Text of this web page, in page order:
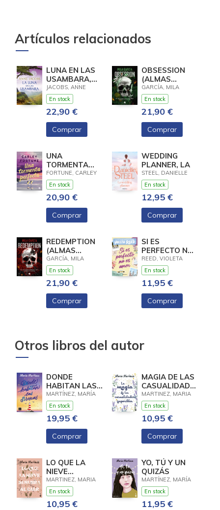
Artículos relacionados
LUNA EN LAS
USAMBARA,
LA (SUEÑOS
DE AFRICA 2)
JACOBS, ANNE
En stock
22,90 €
Comprar
OBSESSION
(ALMAS
LETALES 2)
GARCÍA, MILA
En stock
21,90 €
Comprar
UNA
TORMENTA
PERFECTA
FORTUNE, CARLEY
En stock
20,90 €
Comprar
WEDDING
PLANNER, LA
STEEL, DANIELLE
En stock
12,95 €
Comprar
REDEMPTION
(ALMAS
LETALES 1)
GARCÍA, MILA
En stock
21,90 €
Comprar
SI ES
PERFECTO NO
ES AMOR
REED, VIOLETA
En stock
11,95 €
Comprar
Otros libros del autor
DONDE
HABITAN LAS
SIRENAS
MARTÍNEZ, MARÍA
En stock
19,95 €
Comprar
MAGIA DE LAS
CASUALIDADES
IMPOSIBLES,
LA
MARTINEZ, MARIA
En stock
10,95 €
Comprar
LO QUE LA
NIEVE
SUSURRA AL
CAER
MARTINEZ, MARIA
En stock
10,95 €
YO, TÚ Y UN
QUIZÁS
MARTÍNEZ, MARÍA
En stock
11,95 €